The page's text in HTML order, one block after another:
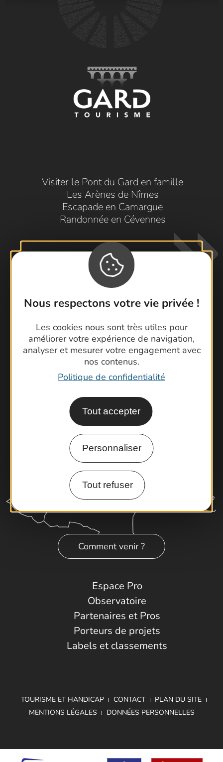
Nous respectons votre vie privée !
Les cookies nous sont très utiles pour
améliorer votre expérience de navigation,
analyser et mesurer votre engagement avec
nos contenus.
Politique de confidentialité
Tout accepter
Personnaliser
Tout refuser
Visiter le Pont du Gard en famille
Les Arènes de Nîmes
Escapade en Camargue
Randonnée en Cévennes
Contactez-nous !
Foire aux questions
Brochures
Cartoguides et Topoguides
Latitude Gard
Comment venir ?
Espace Pro
Observatoire
Partenaires et Pros
Porteurs de projets
Labels et classements
TOURISME ET HANDICAP CONTACT
PLAN DU SITE
MENTIONS LÉGALES
DONNÉES PERSONNELLES